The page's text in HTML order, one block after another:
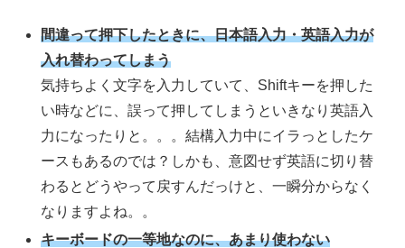
間違って押下したときに、日本語入力・英語入力が
入れ替わってしまう
気持ちよく文字を入力していて、Shiftキーを押した
い時などに、誤って押してしまうといきなり英語入
力になったりと。。。結構入力中にイラっとしたケ
ースもあるのでは？しかも、意図せず英語に切り替
わるとどうやって戻すんだっけと、一瞬分からなく
なりますよね。。
キーボードの一等地なのに、あまり使わない